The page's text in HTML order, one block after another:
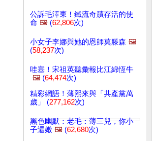
公訴毛澤東！鐵流奇蹟存活的使
命 🖼️ (62,806次)
小女子李娜與她的恩師莫滕森 🖼️
(58,237次)
哇塞！宋祖英聽彙報比江綿恆牛
🖼️ (64,474次)
精彩網語！薄熙來與「共產黨萬
歲」 (277,162次)
黑色幽默：老毛：薄三兒，你小
子還嫩 🖼️ (62,680次)